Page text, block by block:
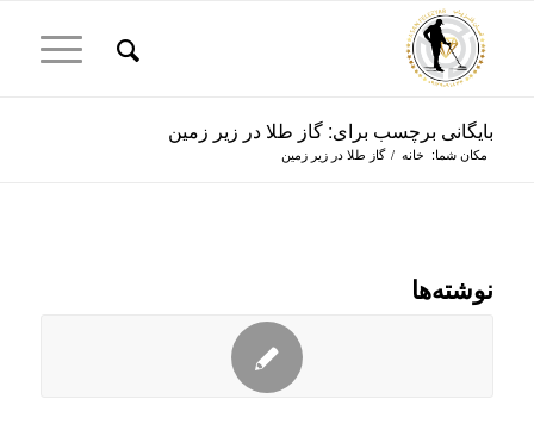
بایگانی برچسب برای: گاز طلا در زیر زمین
مکان شما: خانه / گاز طلا در زیر زمین
نوشته‌ها